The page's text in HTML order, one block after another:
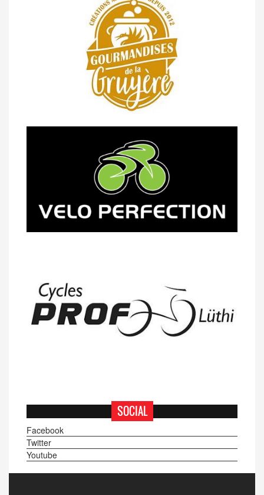
Pléiades (GdR #3)
23/04 -Classement Route -
Moléson (TdC #3)
14/04 -Photos -Les photos du 5e GP
de Semsales
SOCIAL
Facebook
Twitter
Youtube